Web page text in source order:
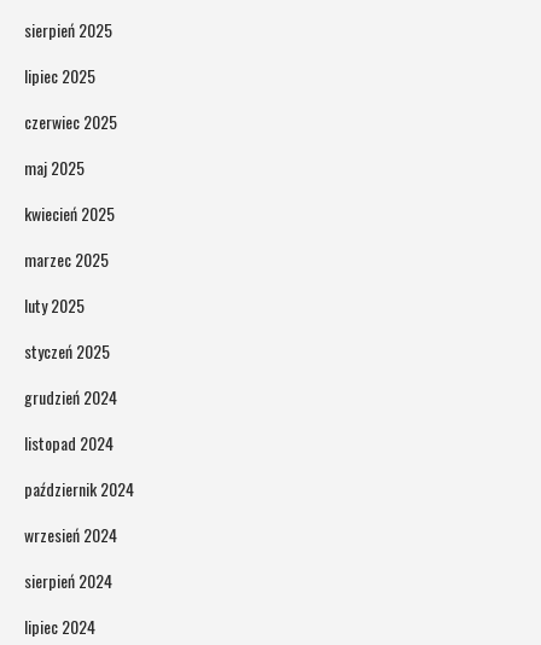
sierpień 2025
lipiec 2025
czerwiec 2025
maj 2025
kwiecień 2025
marzec 2025
luty 2025
styczeń 2025
grudzień 2024
listopad 2024
październik 2024
wrzesień 2024
sierpień 2024
lipiec 2024